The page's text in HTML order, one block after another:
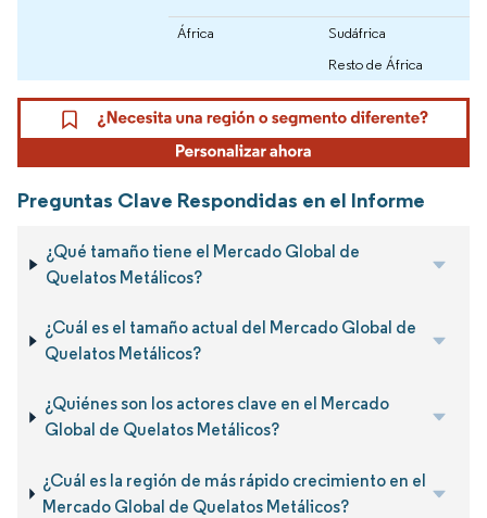
África
Sudáfrica
Resto de África
Preguntas Clave Respondidas en el Informe
¿Qué tamaño tiene el Mercado Global de
Quelatos Metálicos?
¿Cuál es el tamaño actual del Mercado Global de
Quelatos Metálicos?
¿Quiénes son los actores clave en el Mercado
Global de Quelatos Metálicos?
¿Cuál es la región de más rápido crecimiento en el
Mercado Global de Quelatos Metálicos?